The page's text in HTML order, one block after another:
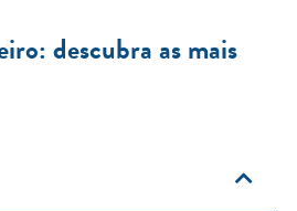
descubra as mais